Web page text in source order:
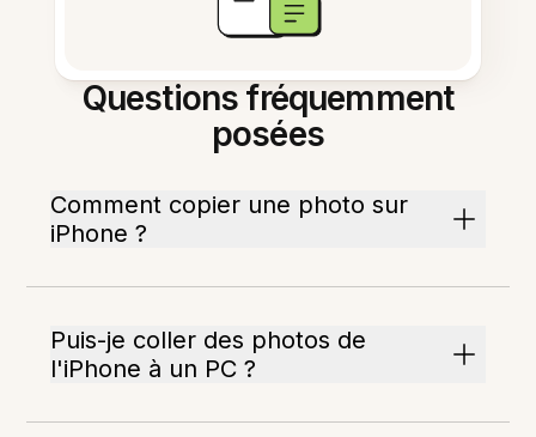
Questions fréquemment
posées
Comment copier une photo sur
iPhone ?
Puis-je coller des photos de
l'iPhone à un PC ?